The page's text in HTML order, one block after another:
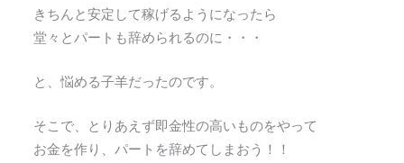
きちんと安定して稼げるようになったら
堂々とパートも辞められるのに・・・
と、悩める子羊だったのです。
そこで、とりあえず即金性の高いものをやって
お金を作り、パートを辞めてしまおう！！